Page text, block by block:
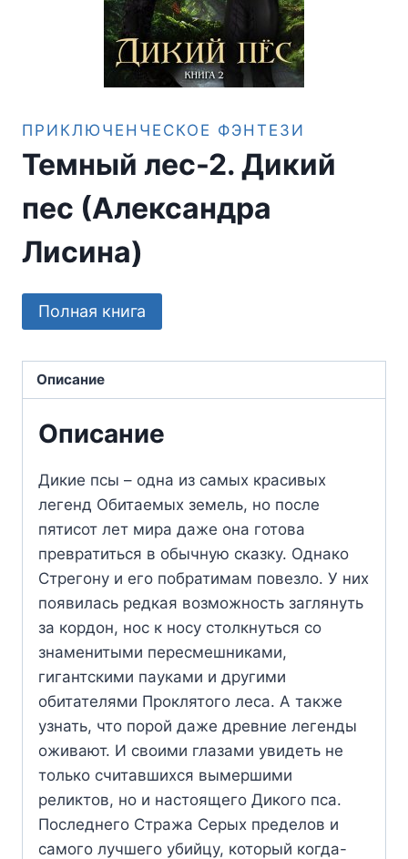
ПРИКЛЮЧЕНЧЕСКОЕ ФЭНТЕЗИ
Темный лес-2. Дикий
пес (Александра
Лисина)
Полная книга
Описание
Описание
Дикие псы – одна из самых красивых
легенд Обитаемых земель, но после
пятисот лет мира даже она готова
превратиться в обычную сказку. Однако
Стрегону и его побратимам повезло. У них
появилась редкая возможность заглянуть
за кордон, нос к носу столкнуться со
знаменитыми пересмешниками,
гигантскими пауками и другими
обитателями Проклятого леса. А также
узнать, что порой даже древние легенды
оживают. И своими глазами увидеть не
только считавшихся вымершими
реликтов, но и настоящего Дикого пса.
Последнего Стража Серых пределов и
самого лучшего убийцу, который когда-